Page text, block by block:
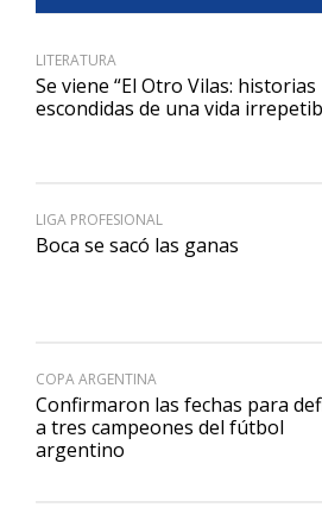
LITERATURA
Se viene “El Otro Vilas: historias
escondidas de una vida
LIGA PROFESIONAL
Boca se sacó las ganas
COPA ARGENTINA
Confirmaron las fechas para
a tres campeones del fútbol
argentino